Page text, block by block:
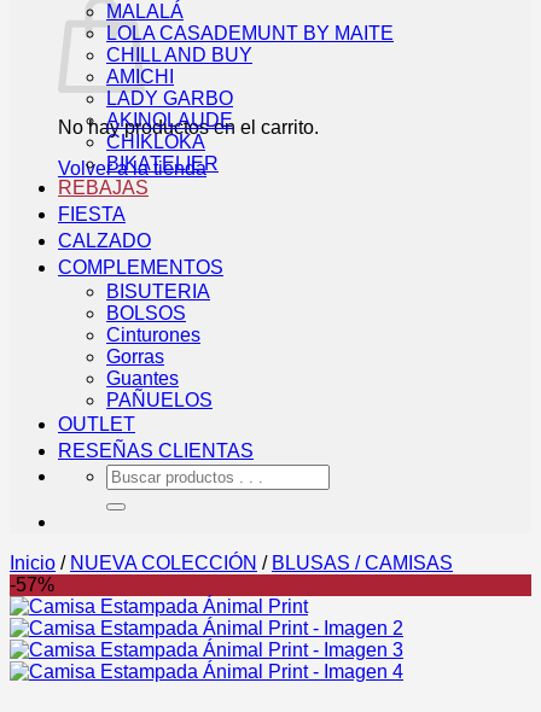
No hay productos en el carrito.
Volver a la tienda
MALALÁ
LOLA CASADEMUNT BY MAITE
CHILL AND BUY
AMICHI
LADY GARBO
AKINOLAUDE
CHIKLOKA
BIKATELIER
REBAJAS
FIESTA
CALZADO
COMPLEMENTOS
BISUTERIA
BOLSOS
Cinturones
Gorras
Guantes
PAÑUELOS
OUTLET
RESEÑAS CLIENTAS
Buscar
por:
Inicio / NUEVA COLECCIÓN / BLUSAS / CAMISAS
-57%